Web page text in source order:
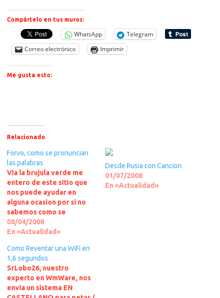
Compártelo en tus muros:
WhatsApp
Telegram
Correo electrónico
Imprimir
Me gusta esto:
Relacionado
Forvo, como se pronuncian
las palabras
Via la brujula verde me
entero de este sitio que
nos puede ayudar en
alguna ocasion por si no
sabemos como se
pronuncian las palabras en
ingles o en otros
enlace en LEER MAS
>>>Puden visitar el sitio
aquiPost original
08/04/2008
En «Actualidad»
Desde Rusia con Cancion
01/07/2008
En «Actualidad»
Como Reventar una WiFi en
1,6 segundos
SrLobo26, nuestro
experto en WmWare, nos
envia un sistema EN